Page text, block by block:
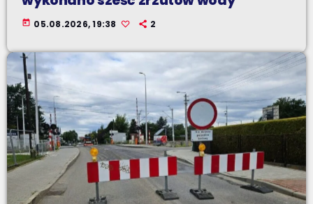
today 05.08.2026, 19:38 2